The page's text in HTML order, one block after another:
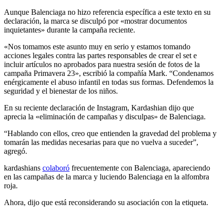
Aunque Balenciaga no hizo referencia específica a este texto en su
declaración, la marca se disculpó por «mostrar documentos
inquietantes» durante la campaña reciente.
«Nos tomamos este asunto muy en serio y estamos tomando
acciones legales contra las partes responsables de crear el set e
incluir artículos no aprobados para nuestra sesión de fotos de la
campaña Primavera 23», escribió la compañía Mark. “Condenamos
enérgicamente el abuso infantil en todas sus formas. Defendemos la
seguridad y el bienestar de los niños.
En su reciente declaración de Instagram, Kardashian dijo que
aprecia la «eliminación de campañas y disculpas» de Balenciaga.
“Hablando con ellos, creo que entienden la gravedad del problema y
tomarán las medidas necesarias para que no vuelva a suceder”,
agregó.
kardashians colaboró frecuentemente con Balenciaga, apareciendo
en las campañas de la marca y luciendo Balenciaga en la alfombra
roja.
Ahora, dijo que está reconsiderando su asociación con la etiqueta.